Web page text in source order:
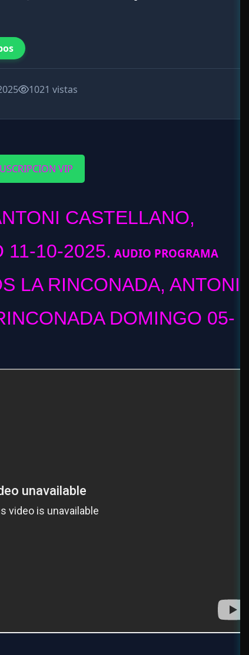
1021 vistas
VIP
CASTELLANO,
11-10-2025. AUDIO PROGRAMA
LA RINCONADA, ANTONI
DOMINGO 05-